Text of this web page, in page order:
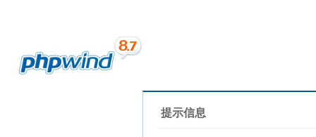
提示信息